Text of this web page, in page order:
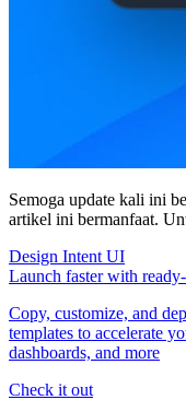
Semoga update kali ini
artikel ini bermanfaat.
Design Intent UI
Launch faster with
Copy, customize, and
templates to accelerate
dashboards, and more
Check it out